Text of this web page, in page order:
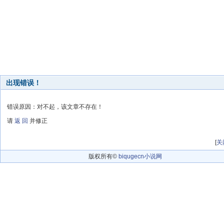
出现错误！
错误原因：对不起，该文章不存在！
请 返 回 并修正
[关
版权所有© biqugecn小说网